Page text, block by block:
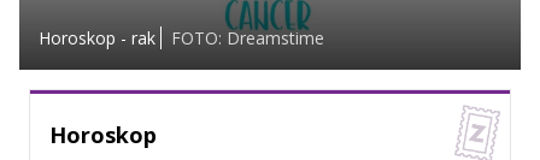
Horoskop - rak FOTO: Dreamstime
Horoskop